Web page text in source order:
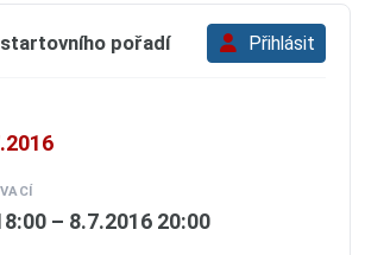
pořadí Přihlásit
– 8.7.2016 20:00